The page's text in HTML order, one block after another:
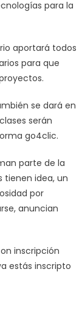
para la
aportará todos
para que
se dará en
serán
go4clic.
parte de la
tienen idea, un
por
anuncian
inscripción
estás inscripto